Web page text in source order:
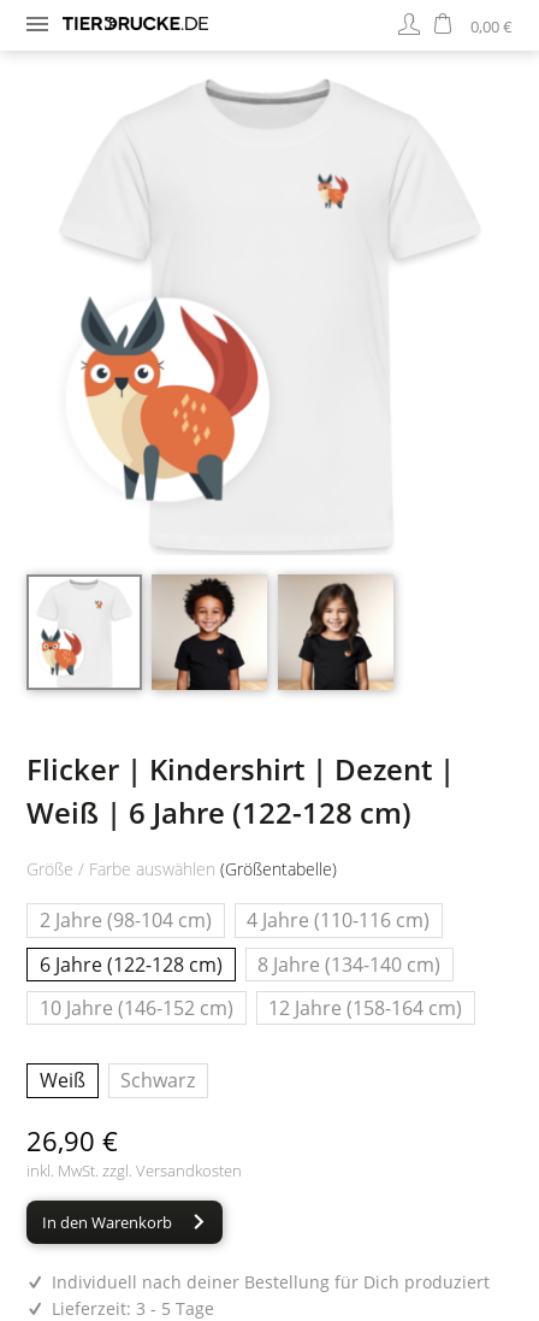
0,00 €
Flicker | Kindershirt | Dezent |
Weiß | 6 Jahre (122-128 cm)
Größe / Farbe auswählen(Größentabelle)
2 Jahre (98-104 cm)
4 Jahre (110-116 cm)
6 Jahre (122-128 cm)
8 Jahre (134-140 cm)
10 Jahre (146-152 cm)
12 Jahre (158-164 cm)
Weiß Schwarz
26,90 €
inkl. MwSt. zzgl.Versandkosten
In den Warenkorb
Individuell nach deiner Bestellung für Dich produziert
Lieferzeit: 3 - 5 Tage